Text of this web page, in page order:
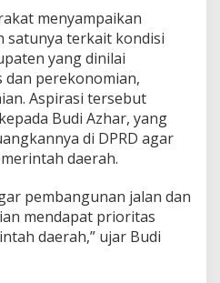
t
r
u
k
t
u
r
J
a
n
menyampaikan
satunya terkait kondisi
yang dinilai
perekonomian,
Aspirasi tersebut
Budi Azhar, yang
di DPRD agar
daerah.
pembangunan jalan dan
mendapat prioritas
daerah,” ujar Budi